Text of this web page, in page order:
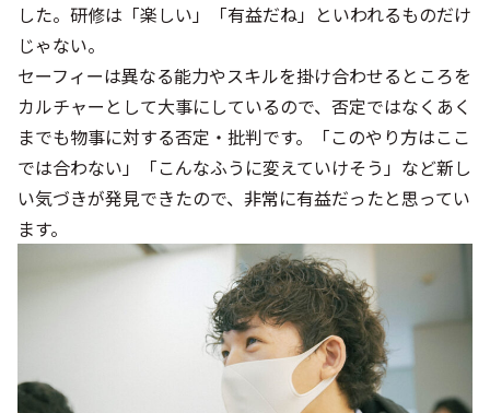
した。研修は「楽しい」「有益だね」といわれるものだけ
じゃない。
セーフィーは異なる能力やスキルを掛け合わせるところを
カルチャーとして大事にしているので、否定ではなくあく
までも物事に対する否定・批判です。「このやり方はここ
では合わない」「こんなふうに変えていけそう」など新し
い気づきが発見できたので、非常に有益だったと思ってい
ます。